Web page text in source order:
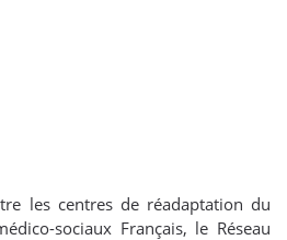
les centres de réadaptation du
sociaux Français, le Réseau